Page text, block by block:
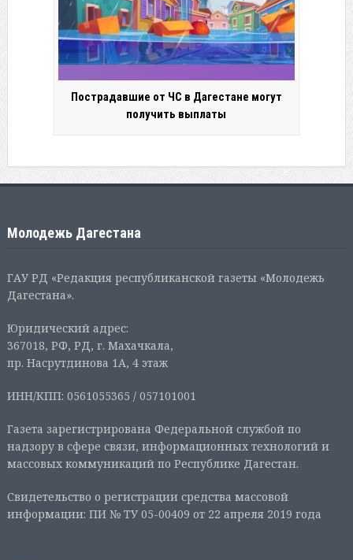
Пострадавшие от ЧС в Дагестане могут
получить выплаты
Молодежь Дагестана
ГАУ РД «Редакция республиканской газеты «Молодежь
Дагестана».
Юридический адрес:
367018, РФ, РД, г. Махачкала,
пр. Насрутдинова 1А, 4 этаж
ИНН/КПП: 0561055365 / 057101001
Газета зарегистрирована Федеральной службой по
надзору в сфере связи, информационных технологий и
массовых коммуникаций по Республике Дагестан.
Свидетельство о регистрации средства массовой
информации: ПИ № ТУ 05-00409 от 22 апреля 2019 года